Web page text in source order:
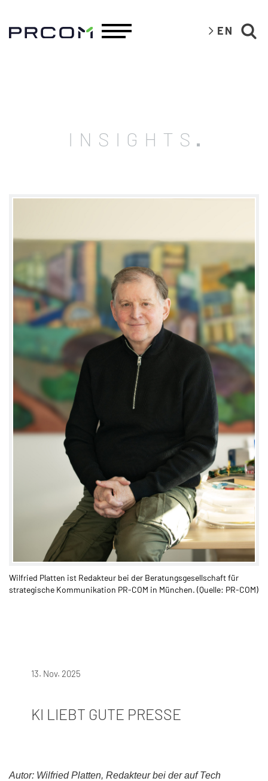
EN
INSIGHTS
Wilfried Platten ist Redakteur bei der Beratungsgesellschaft für
strategische Kommunikation PR-COM in München. (Quelle: PR-COM)
13. Nov. 2025
KI LIEBT GUTE PRESSE
Autor: Wilfried Platten, Redakteur bei der auf Tech